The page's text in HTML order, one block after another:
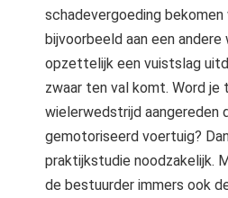
schadevergoeding bekomen
bijvoorbeeld aan een andere
opzettelijk een vuistslag
zwaar ten val komt. Word je
wielerwedstrijd aangereden
gemotoriseerd voertuig?
praktijkstudie noodzakelijk.
de bestuurder immers ook